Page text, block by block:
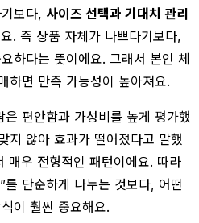
보다, 사이즈 선택과 기대치 관리
. 즉 상품 자체가 나쁘다기보다,
하다는 뜻이에요. 그래서 본인 체
하면 만족 가능성이 높아져요.
편안함과 가성비를 높게 평가했
지 않아 효과가 떨어졌다고 말했
매우 전형적인 패턴이에요. 따라
단순하게 나누는 것보다, 어떤
이 훨씬 중요해요.